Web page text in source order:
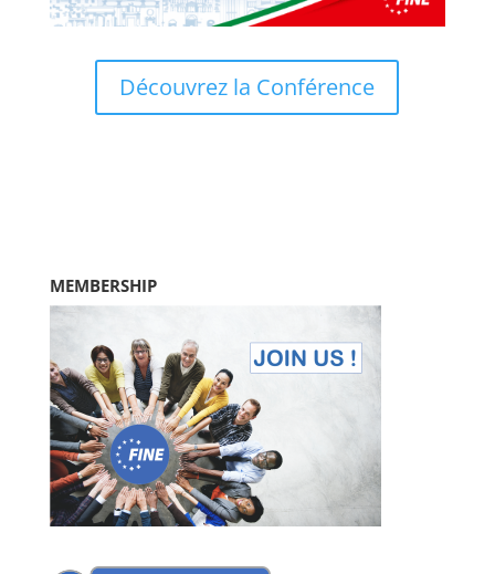
Découvrez la Conférence
MEMBERSHIP